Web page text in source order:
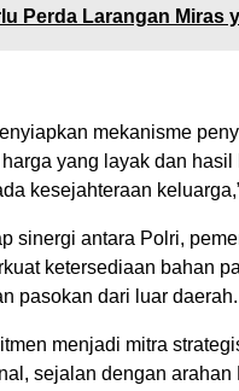
Perda Larangan Miras
mekanisme
yang layak dan
kesejahteraan
sinergi antara Polri,
ketersediaan bahan
pasokan dari luar daerah.
menjadi mitra
sejalan dengan